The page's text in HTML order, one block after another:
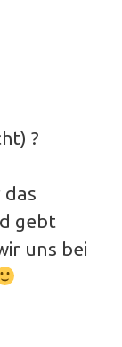
?
gebt
uns bei